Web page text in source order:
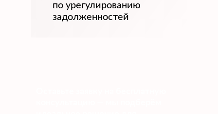
по урегулированию
задолженностей